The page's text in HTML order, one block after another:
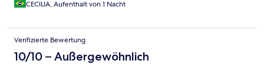
CECILIA, Aufenthalt von 1 Nacht
Verifizierte Bewertung
10/10 – Außergewöhnlich